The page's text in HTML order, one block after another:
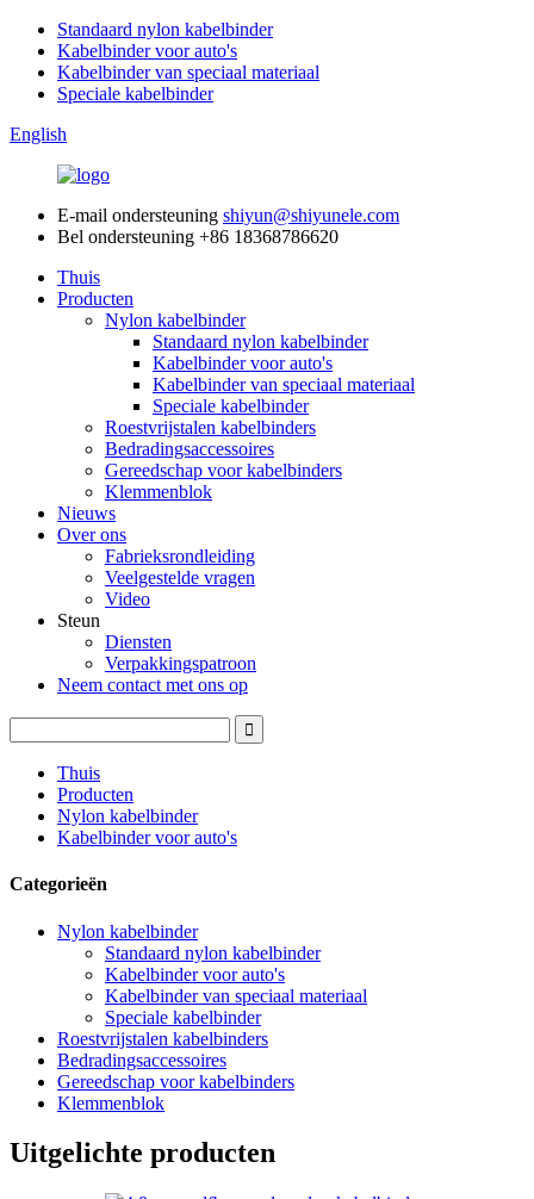
Standaard nylon kabelbinder
Kabelbinder voor auto's
Kabelbinder van speciaal materiaal
Speciale kabelbinder
English
E-mail ondersteuning shiyun@shiyunele.com
Bel ondersteuning +86 18368786620
Thuis
Producten
Nylon kabelbinder
Standaard nylon kabelbinder
Kabelbinder voor auto's
Kabelbinder van speciaal materiaal
Speciale kabelbinder
Roestvrijstalen kabelbinders
Bedradingsaccessoires
Gereedschap voor kabelbinders
Klemmenblok
Nieuws
Over ons
Fabrieksrondleiding
Veelgestelde vragen
Video
Steun
Diensten
Verpakkingspatroon
Neem contact met ons op
Thuis
Producten
Nylon kabelbinder
Kabelbinder voor auto's
Categorieën
Nylon kabelbinder
Standaard nylon kabelbinder
Kabelbinder voor auto's
Kabelbinder van speciaal materiaal
Speciale kabelbinder
Roestvrijstalen kabelbinders
Bedradingsaccessoires
Gereedschap voor kabelbinders
Klemmenblok
Uitgelichte producten